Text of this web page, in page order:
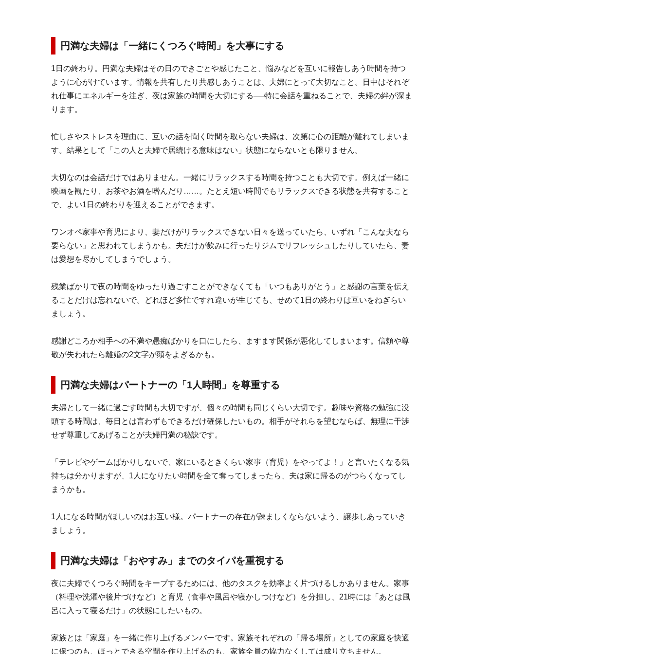
円満な夫婦は「一緒にくつろぐ時間」を大事にする
1日の終わり。円満な夫婦はその日のできごとや感じたこと、悩みなどを互いに報告しあう時間を持つ
ように心がけています。情報を共有したり共感しあうことは、夫婦にとって大切なこと。日中はそれぞ
れ仕事にエネルギーを注ぎ、夜は家族の時間を大切にする──特に会話を重ねることで、夫婦の絆が深ま
ります。
忙しさやストレスを理由に、互いの話を聞く時間を取らない夫婦は、次第に心の距離が離れてしまいま
す。結果として「この人と夫婦で居続ける意味はない」状態にならないとも限りません。
大切なのは会話だけではありません。一緒にリラックスする時間を持つことも大切です。例えば一緒に
映画を観たり、お茶やお酒を嗜んだり……。たとえ短い時間でもリラックスできる状態を共有すること
で、よい1日の終わりを迎えることができます。
ワンオペ家事や育児により、妻だけがリラックスできない日々を送っていたら、いずれ「こんな夫なら
要らない」と思われてしまうかも。夫だけが飲みに行ったりジムでリフレッシュしたりしていたら、妻
は愛想を尽かしてしまうでしょう。
残業ばかりで夜の時間をゆったり過ごすことができなくても「いつもありがとう」と感謝の言葉を伝え
ることだけは忘れないで。どれほど多忙ですれ違いが生じても、せめて1日の終わりは互いをねぎらい
ましょう。
感謝どころか相手への不満や愚痴ばかりを口にしたら、ますます関係が悪化してしまいます。信頼や尊
敬が失われたら離婚の2文字が頭をよぎるかも。
円満な夫婦はパートナーの「1人時間」を尊重する
夫婦として一緒に過ごす時間も大切ですが、個々の時間も同じくらい大切です。趣味や資格の勉強に没
頭する時間は、毎日とは言わずもできるだけ確保したいもの。相手がそれらを望むならば、無理に干渉
せず尊重してあげることが夫婦円満の秘訣です。
「テレビやゲームばかりしないで、家にいるときくらい家事（育児）をやってよ！」と言いたくなる気
持ちは分かりますが、1人になりたい時間を全て奪ってしまったら、夫は家に帰るのがつらくなってし
まうかも。
1人になる時間がほしいのはお互い様。パートナーの存在が疎ましくならないよう、譲歩しあっていき
ましょう。
円満な夫婦は「おやすみ」までのタイパを重視する
夜に夫婦でくつろぐ時間をキープするためには、他のタスクを効率よく片づけるしかありません。家事
（料理や洗濯や後片づけなど）と育児（食事や風呂や寝かしつけなど）を分担し、21時には「あとは風
呂に入って寝るだけ」の状態にしたいもの。
家族とは「家庭」を一緒に作り上げるメンバーです。家族それぞれの「帰る場所」としての家庭を快適
に保つのも、ほっとできる空間を作り上げるのも、家族全員の協力なくしては成り立ちません。